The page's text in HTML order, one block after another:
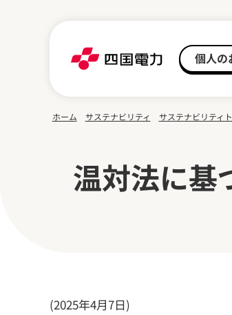
個人の
ホーム サステナビリティ サステナビリティ
温対法に基
(2025年4月7日)